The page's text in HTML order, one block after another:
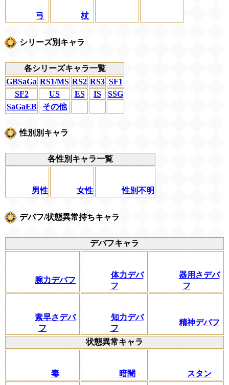
弓 杖
シリーズ別キャラ
各シリーズキャラ一覧
GBSaGa RS1/MS RS2 RS3 SF1
SF2
US ES IS
SSG
SaGaEB
その他
性別別キャラ
各性別キャラ一覧
男性 女性 性別不明
デバフ/状態異常持ちキャラ
デバフキャラ
腕力デバフ
体力デバ
フ
器用さデバ
フ
素早さデバ
フ
知力デバ
フ
精神デバフ
状態異常キャラ
毒 暗闇 スタン